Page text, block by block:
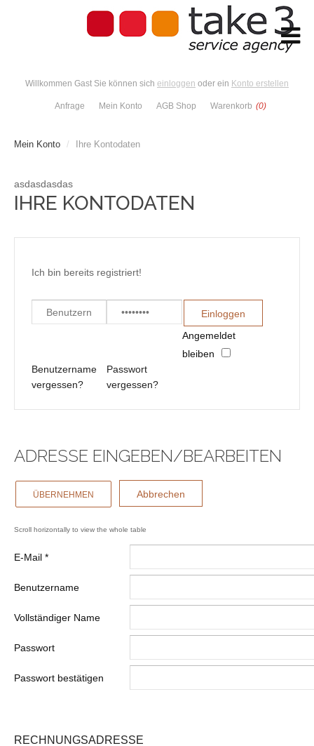
Willkommen Gast Sie können sich einloggen oder ein Konto erstellen
Anfrage Mein Konto AGB Shop Warenkorb (0)
Mein Konto / Ihre Kontodaten
asdasdasdas
IHRE KONTODATEN
Ich bin bereits registriert!
Angemeldet
bleiben
Benutzername
vergessen?
Passwort
vergessen?
ADRESSE EINGEBEN/BEARBEITEN
ÜBERNEHMEN Abbrechen
E-Mail *
Benutzername
Vollständiger Name
Passwort
Passwort bestätigen
RECHNUNGSADRESSE